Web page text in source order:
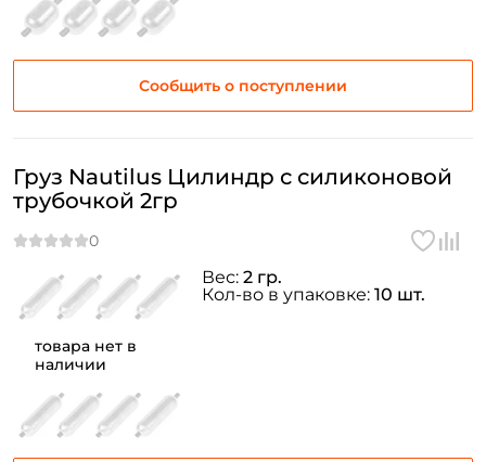
Сообщить о поступлении
товара нет в
наличии
Груз Nautilus Цилиндр с силиконовой
трубочкой 2гр
Вес: 2 гр.
Кол-во в упаковке: 10 шт.